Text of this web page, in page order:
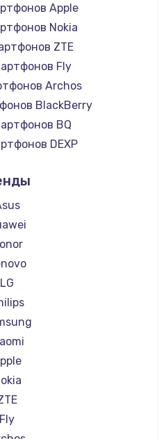
Apple
Nokia
ZTE
Fly
Archos
BlackBerry
BQ
DEXP
Ginzzu
Highscreen
Irbis
Kyocera
LeEco
OnePlus
teXet
Motorola
Prestigio
Vertex
Microsoft
Sharp
Elephone
BlackView
LG
Fly